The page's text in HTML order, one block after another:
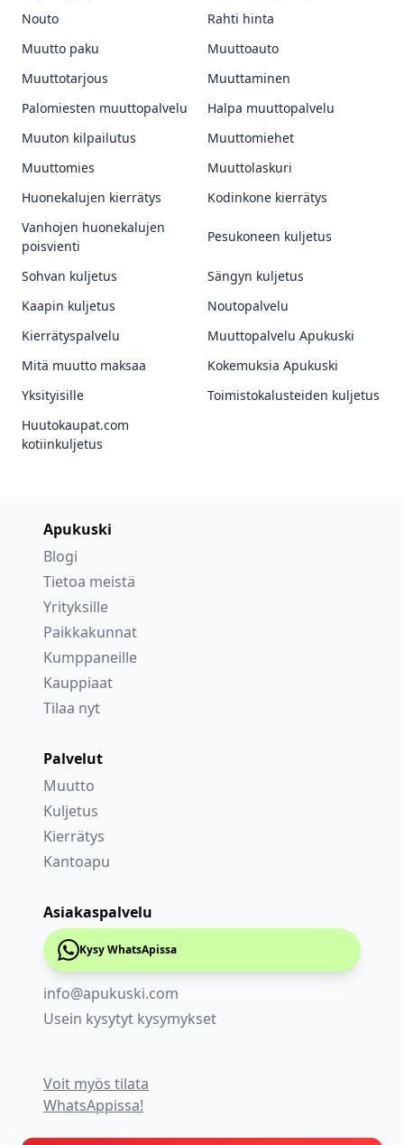
Nouto
Rahti hinta
Muutto paku
Muuttoauto
Muuttotarjous
Muuttaminen
Palomiesten muuttopalvelu
Halpa muuttopalvelu
Muuton kilpailutus
Muuttomiehet
Muuttomies
Muuttolaskuri
Huonekalujen kierrätys
Kodinkone kierrätys
Vanhojen huonekalujen
poisvienti
Pesukoneen kuljetus
Sohvan kuljetus
Sängyn kuljetus
Kaapin kuljetus
Noutopalvelu
Kierrätyspalvelu
Muuttopalvelu Apukuski
Mitä muutto maksaa
Kokemuksia Apukuski
Yksityisille
Toimistokalusteiden kuljetus
Huutokaupat.com
kotiinkuljetus
Apukuski
Blogi
Tietoa meistä
Yrityksille
Paikkakunnat
Kumppaneille
Kauppiaat
Tilaa nyt
Palvelut
Muutto
Kuljetus
Kierrätys
Kantoapu
Asiakaspalvelu
Kysy WhatsApissa
info@apukuski.com
Usein kysytyt kysymykset
Voit myös tilata
WhatsAppissa!